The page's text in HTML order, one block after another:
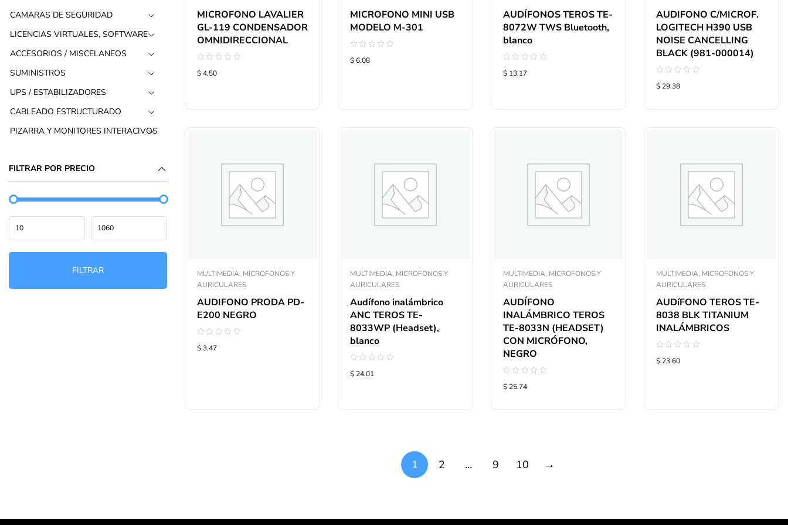
CAMARAS DE SEGURIDAD
LICENCIAS VIRTUALES, SOFTWARE
ACCESORIOS / MISCELANEOS
SUMINISTROS
UPS / ESTABILIZADORES
CABLEADO ESTRUCTURADO
PIZARRA Y MONITORES INTERACIVOS
FILTRAR POR PRECIO
FILTRAR
MICROFONO LAVALIER
GL-119 CONDENSADOR
OMNIDIRECCIONAL
con
$ 4.50
MICROFONO MINI USB
MODELO M-301
con
$ 6.08
AUDÍFONOS TEROS TE-
8072W TWS Bluetooth,
blanco
con
$ 13.17
AUDIFONO C/MICROF.
LOGITECH H390 USB
NOISE CANCELLING
BLACK (981-000014)
con
5
$ 29.38
MULTIMEDIA, MICROFONOS Y
AURICULARES
AUDIFONO PRODA PD-
E200 NEGRO
con
$ 3.47
MULTIMEDIA, MICROFONOS Y
AURICULARES
Audífono inalámbrico
ANC TEROS TE-
8033WP (Headset),
blanco
con
$ 24.01
MULTIMEDIA, MICROFONOS Y
AURICULARES
AUDÍFONO
INALÁMBRICO TEROS
TE-8033N (HEADSET)
CON MICRÓFONO,
NEGRO
con
5
$ 25.74
MULTIMEDIA, MICROFONOS Y
AURICULARES
AUDíFONO TEROS TE-
8038 BLK TITANIUM
INALÁMBRICOS
con
$ 23.60
1 2 … 9 10 →